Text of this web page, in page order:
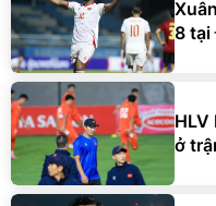
8 tại
HLV
ở